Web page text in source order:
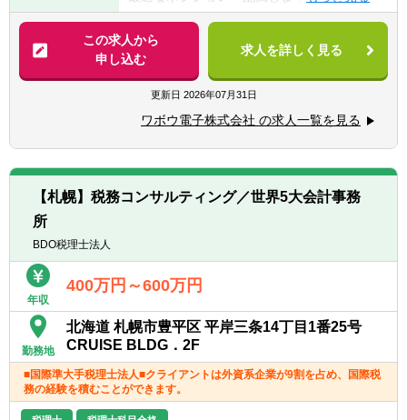
＜歓迎条件＞
■生産管理や生産技術など、製造現場での実
務経験
＼こんな方からのご応募お待ちしております
★新しい知識や技術を積極的に吸収する意欲
ケーションを大切にできる方
★着実にキャリアアップを目指したい方
具体的には
プリント基板や電子部品の製造を手がける当
社にて、製造に関する業務全般を担っていた
■顧客と打ち合わせを行う製造工程の管理
■社内の生産調整を行う実装工程の管理
■生産効率の向上を目指す製造監督
■各種製造工程のサポート業務
【雇入れ直後】上記業務
自身の頑張りや成果がしっかりと評価され、
給与や役職にダイレクトに反映される風土で
クラスへとステップアップしていくことが可
能。中途入社から数年で役職に就任している
実績もあり、長期的なキャリア形成が見込め
ます。
この求人から
申し込む
求人を詳しく見る
更新日 2026年07月31日
ワボウ電子株式会社 の求人一覧を見る
【札幌】税務コンサルティング／世界5大会計事務
所
BDO税理士法人
年収
400万円～600万円
勤務地
北海道 札幌市豊平区 平岸三条14丁目1番25号
CRUISE BLDG．2F
■国際準大手税理士法人■クライアントは外資系企業が9割を占め、国際税
務の経験を積むことができます。